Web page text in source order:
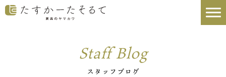
Staff Blog
スタッフブログ